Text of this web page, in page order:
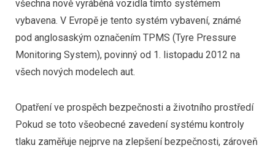
všechna nově vyráběná vozidla tímto systémem
vybavena. V Evropě je tento systém vybavení, známé
pod anglosaským označením TPMS (Tyre Pressure
Monitoring System), povinný od 1. listopadu 2012 na
všech nových modelech aut.
Opatření ve prospěch bezpečnosti a životního prostředí
Pokud se toto všeobecné zavedení systému kontroly
tlaku zaměřuje nejprve na zlepšení bezpečnosti, zároveň